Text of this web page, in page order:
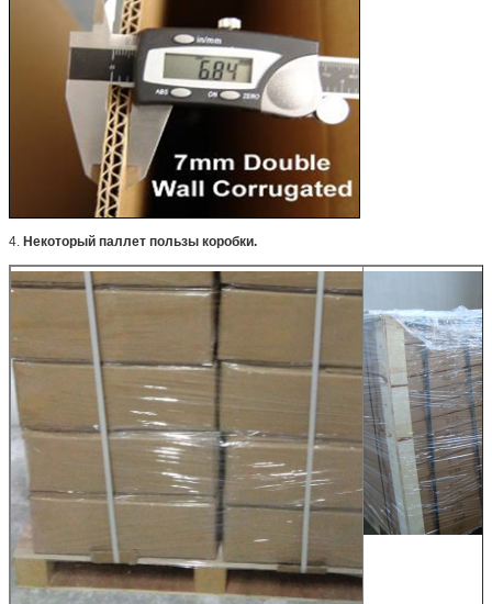
4. Некоторый паллет пользы коробки.